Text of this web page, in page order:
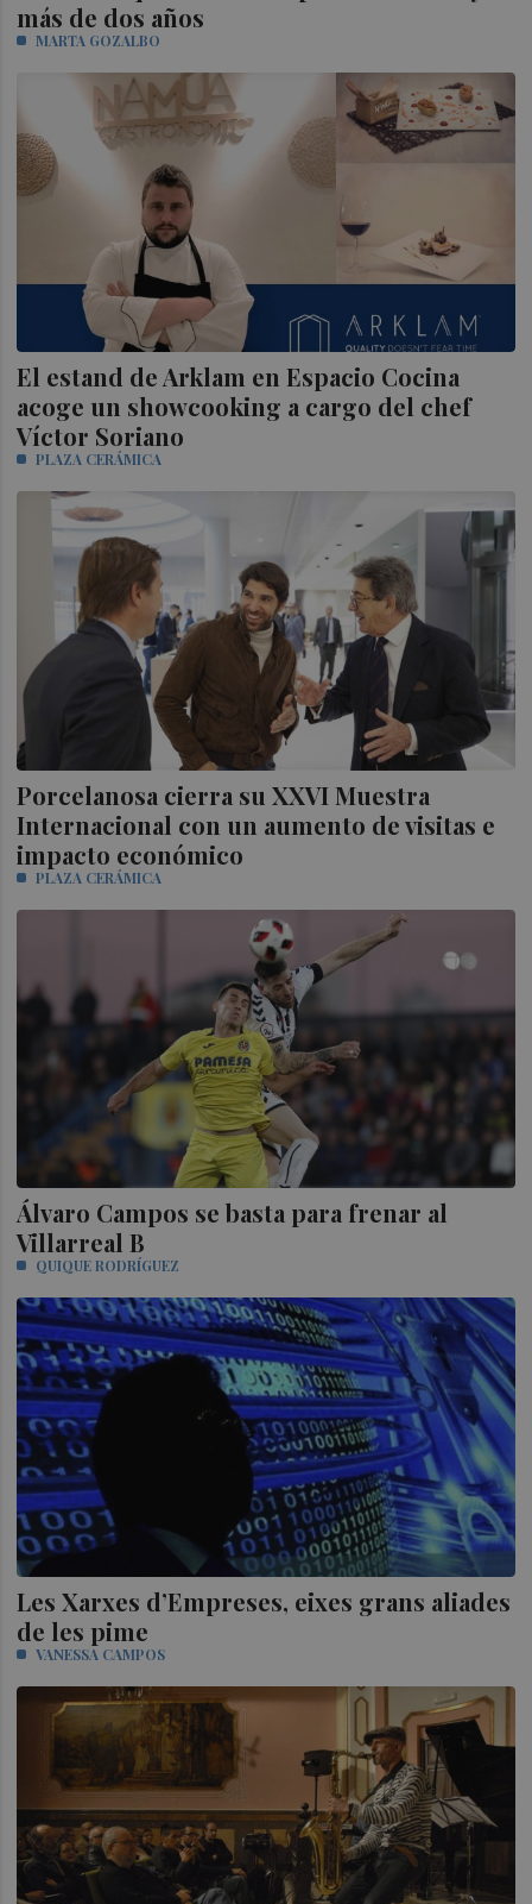
más de dos años
MARTA GOZALBO
El estand de Arklam en Espacio Cocina
acoge un showcooking a cargo del chef
Víctor Soriano
PLAZA CERÁMICA
Porcelanosa cierra su XXVI Muestra
Internacional con un aumento de visitas e
impacto económico
PLAZA CERÁMICA
Álvaro Campos se basta para frenar al
Villarreal B
QUIQUE RODRÍGUEZ
Les Xarxes d’Empreses, eixes grans aliades
de les pime
VANESSA CAMPOS